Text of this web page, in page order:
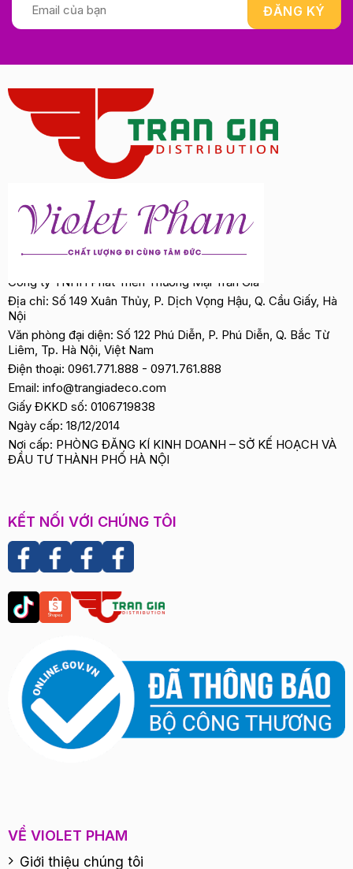
Công ty TNHH Phát Triển Thương Mại Trần Gia
Địa chỉ: Số 149 Xuân Thủy, P. Dịch Vọng Hậu, Q. Cầu Giấy, Hà
Nội
Văn phòng đại diện: Số 122 Phú Diễn, P. Phú Diễn, Q. Bắc Từ
Liêm, Tp. Hà Nội, Việt Nam
Điện thoại: 0961.771.888 - 0971.761.888
Email: info@trangiadeco.com
Giấy ĐKKD số: 0106719838
Ngày cấp: 18/12/2014
Nơi cấp: PHÒNG ĐĂNG KÍ KINH DOANH – SỞ KẾ HOẠCH VÀ
ĐẦU TƯ THÀNH PHỐ HÀ NỘI
KẾT NỐI VỚI CHÚNG TÔI
VỀ VIOLET PHAM
Giới thiệu chúng tôi